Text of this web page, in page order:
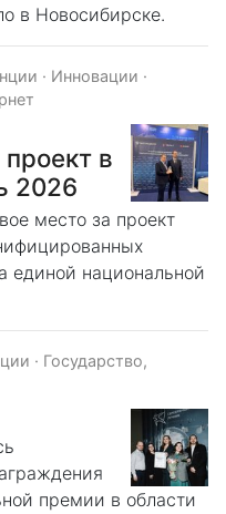
в Новосибирске.
· Инновации ·
в
2026
место за проект
единой национальной
· Государство,
премии в области